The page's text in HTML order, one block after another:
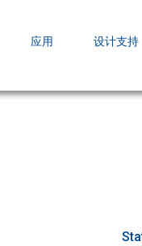
应用 设计支持
AOS发